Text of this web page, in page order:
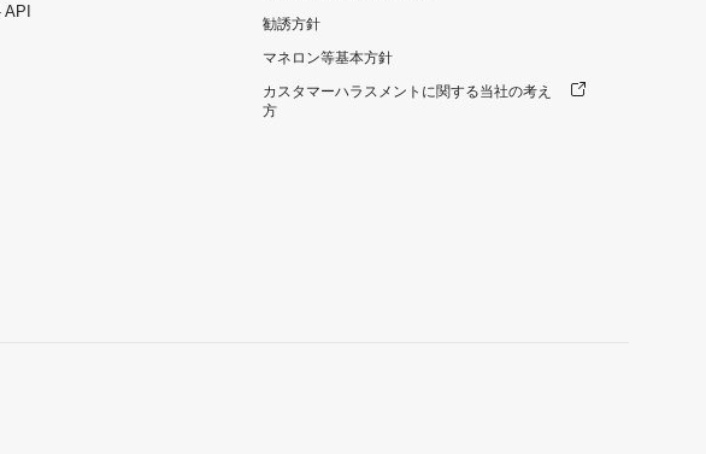
勧誘方針
マネロン等基本方針
カスタマーハラスメントに関する当社の考え
方